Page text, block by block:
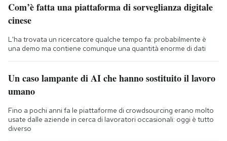
Com’è fatta una piattaforma di sorveglianza digitale
cinese
L'ha trovata un ricercatore qualche tempo fa: probabilmente è
una demo ma contiene comunque una quantità enorme di dati
Un caso lampante di AI che hanno sostituito il lavoro
umano
Fino a pochi anni fa le piattaforme di crowdsourcing erano molto
usate dalle aziende in cerca di lavoratori occasionali: oggi è tutto
diverso